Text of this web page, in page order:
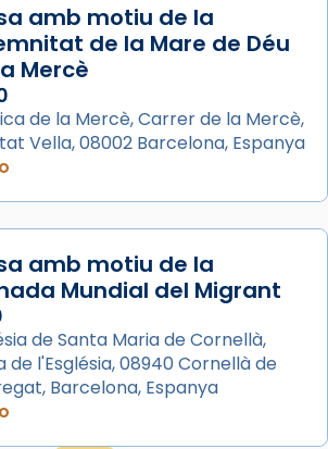
santes Juliana i
i màrtirs.
la història de sant Cugat, a
Mitjana sorgeix la tradició
Juliana (“relatiu a Júlia”) i
són filles de l’antiga Iluro.
les relíq
Share
amb motiu de la
de la Mare de Déu
Mercè
de la Mercè, Carrer de la Mercè,
Vella, 08002 Barcelona, Espanya
amb motiu de la
Mundial del Migrant
de Santa Maria de Cornellà,
de l'Església, 08940 Cornellà de
Barcelona, Espanya